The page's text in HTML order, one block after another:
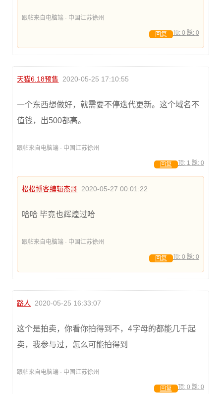
跟帖来自电脑端 · 中国江苏徐州
顶: 0 踩: 0
回复
天猫6.18预售 2020-05-25 17:10:55
一个东西想做好，就需要不停迭代更新。这个域名不
值钱，出500都高。
跟帖来自电脑端 · 中国江苏徐州
顶: 1 踩: 0
回复
松松博客编辑杰哥 2020-05-27 00:01:22
哈哈 毕竟也辉煌过哈
跟帖来自电脑端 · 中国江苏徐州
顶: 0 踩: 0
回复
路人 2020-05-25 16:33:07
这个是拍卖，你看你拍得到不，4字母的都能几千起
卖，我参与过，怎么可能拍得到
跟帖来自电脑端 · 中国江苏徐州
顶: 0 踩: 0
回复